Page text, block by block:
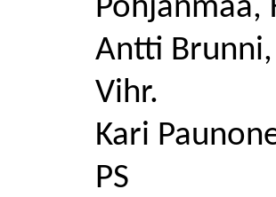
Pohjanmaa,
Antti
Vihr.
Kari
PS